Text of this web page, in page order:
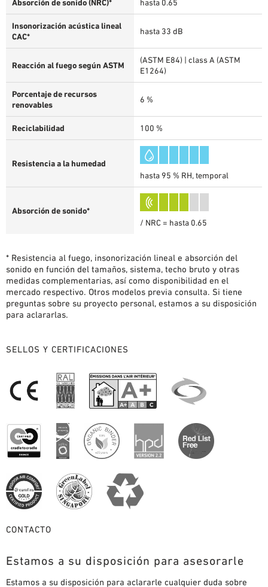
Absorción de sonido (NRC)* hasta 0.65
Insonorización acústica lineal
CAC*
hasta 33 dB
Reacción al fuego según ASTM
(ASTM E84) | class A (ASTM
E1264)
Porcentaje de recursos
renovables
6 %
Reciclabilidad 100 %
Resistencia a la humedad
hasta 95 % RH, temporal
Absorción de sonido*
/ NRC = hasta 0.65
* Resistencia al fuego, insonorización lineal e absorción del
sonido en función del tamaños, sistema, techo bruto y otras
medidas complementarias, así como disponibilidad en el
mercado respectivo. Otros modelos previa consulta. Si tiene
preguntas sobre su proyecto personal, estamos a su disposición
para aclararlas.
SELLOS Y CERTIFICACIONES
CONTACTO
Estamos a su disposición para asesorarle
Estamos a su disposición para aclararle cualquier duda sobre